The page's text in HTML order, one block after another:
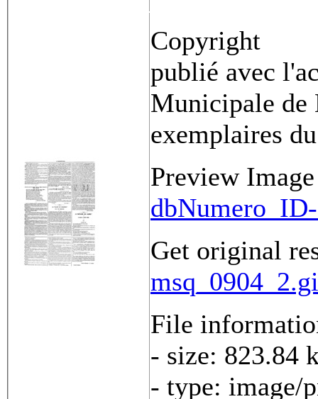
Copyright
publié avec
Municipale de
exemplaires
Preview Image
Get original
File
- size: 823.84
- type: image/